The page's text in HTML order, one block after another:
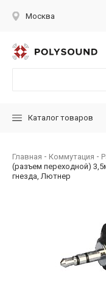
Москва
Каталог товаров
Главная Коммутация
(разъем переходной)
гнезда, Лютнер